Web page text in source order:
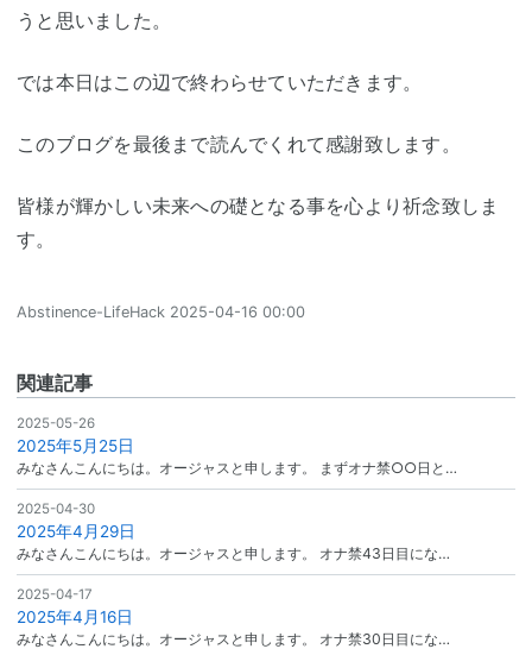
うと思いました。
では本日はこの辺で終わらせていただきます。
このブログを最後まで読んでくれて感謝致します。
皆様が輝かしい未来への礎となる事を心より祈念致しま
す。
Abstinence-LifeHack 2025-04-16 00:00
関連記事
2025-05-26
2025年5月25日
みなさんこんにちは。オージャスと申します。 まずオナ禁○○日と…
2025-04-30
2025年4月29日
みなさんこんにちは。オージャスと申します。 オナ禁43日目にな…
2025-04-17
2025年4月16日
みなさんこんにちは。オージャスと申します。 オナ禁30日目にな…